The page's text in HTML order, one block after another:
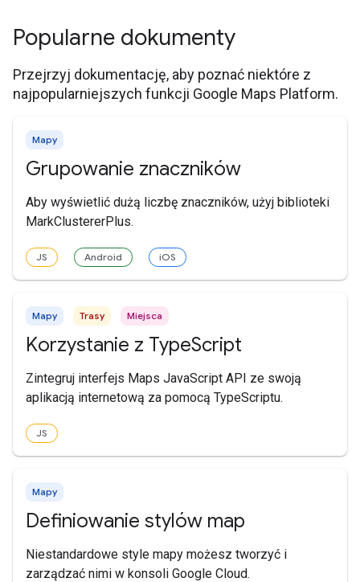
Popularne dokumenty
Przejrzyj dokumentację, aby poznać niektóre z
najpopularniejszych funkcji Google Maps Platform.
Mapy
Grupowanie znaczników
Aby wyświetlić dużą liczbę znaczników, użyj biblioteki
MarkClustererPlus.
JS Android iOS
Mapy Trasy Miejsca
Korzystanie z TypeScript
Zintegruj interfejs Maps JavaScript API ze swoją
aplikacją internetową za pomocą TypeScriptu.
JS
Mapy
Definiowanie stylów map
Niestandardowe style mapy możesz tworzyć i
zarządzać nimi w konsoli Google Cloud.